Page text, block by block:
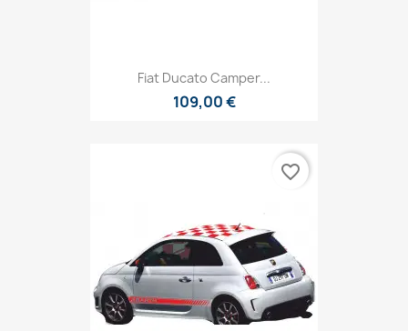
Fiat Ducato Camper...
109,00 €
favorite_border